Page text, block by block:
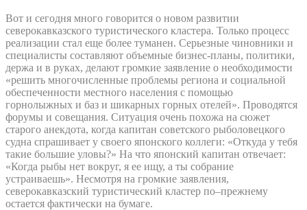
Вот и сегодня много говорится о новом развитии
северокавказского туристического кластера. Только процесс
реализации стал еще более туманен. Серьезные чиновники и
специалисты составляют объемные бизнес-планы, политики,
держа и в руках, делают громкие заявление о необходимости
«решить многочисленные проблемы региона и социальной
обеспеченности местного населения с помощью
горнолыжных и баз и шикарных горных отелей». Проводятся
форумы и совещания. Ситуация очень похожа на сюжет
старого анекдота, когда капитан советского рыболовецкого
судна спрашивает у своего японского коллеги: «Откуда у тебя
такие большие уловы?» На что японский капитан отвечает:
«Когда рыбы нет вокруг, я ее ищу, а ты собрание
устраиваешь». Несмотря на громкие заявления,
северокавказский туристический кластер по–прежнему
остается фактически на бумаге.